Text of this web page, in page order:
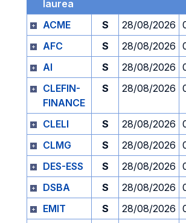
laurea
ACME
S 28/08/2026
AFC
S 28/08/2026
AI
S 28/08/2026
CLEFIN-
FINANCE
S 28/08/2026
CLELI S 28/08/2026
CLMG
S 28/08/2026
DES-ESS
S 28/08/2026
DSBA
S 28/08/2026
EMIT
S 28/08/2026